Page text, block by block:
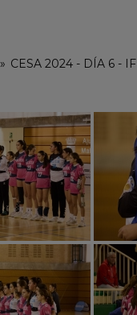
» CESA 2024 - DÍA 6 -